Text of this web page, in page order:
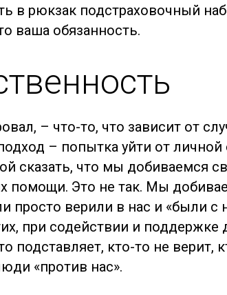
в рюкзак подстраховочный
ваша обязанность.
– что-то, что зависит от
– попытка уйти от личной
сказать, что мы добиваемся
помощи. Это не так. Мы
просто верили в нас и «были с
при содействии и
подставляет, кто-то не верит,
«против нас».